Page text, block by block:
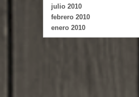
julio 2010
febrero 2010
enero 2010